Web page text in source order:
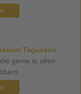
Tagusens
gerne in alten
...